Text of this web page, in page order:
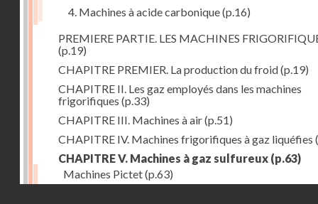
4. Machines à acide carbonique(p.16)
PREMIERE PARTIE. LES MACHINES
(p.19)
CHAPITRE PREMIER. La production du froid(p.19)
CHAPITRE II. Les gaz employés dans les machines
frigorifiques (p.33)
CHAPITRE III. Machines à air(p.51)
CHAPITRE IV. Machines frigorifiques à gaz liquéfies
CHAPITRE V. Machines à gaz sulfureux (p.63)
Machines Pictet(p.63)